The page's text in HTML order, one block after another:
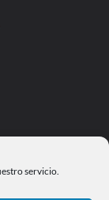
servicio.